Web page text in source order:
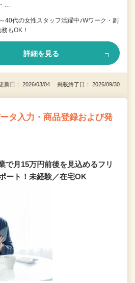
…
40代の女性スタッフ活躍中♪Wワーク・副
もOK！
詳細を見る
新日： 2026/03/04 掲載終了日： 2026/09/30
タ入力・商品登録および発
で月15万円前後を見込めるフリ
ート！未経験／在宅OK